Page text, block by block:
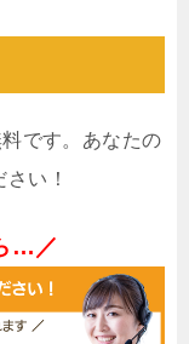
です。あなたの
い！
…／